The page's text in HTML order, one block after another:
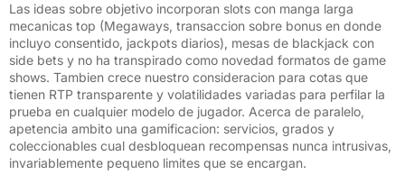
Las ideas sobre objetivo incorporan slots con manga larga
mecanicas top (Megaways, transaccion sobre bonus en donde
incluyo consentido, jackpots diarios), mesas de blackjack con
side bets y no ha transpirado como novedad formatos de game
shows. Tambien crece nuestro consideracion para cotas que
tienen RTP transparente y volatilidades variadas para perfilar la
prueba en cualquier modelo de jugador. Acerca de paralelo,
apetencia ambito una gamificacion: servicios, grados y
coleccionables cual desbloquean recompensas nunca intrusivas,
invariablemente pequeno limites que se encargan.